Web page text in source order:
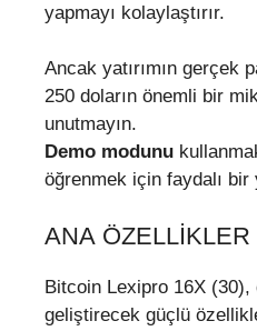
yapmayı kolaylaştırır.
Ancak yatırımın gerçek
250 doların önemli bir
unutmayın.
Demo modunu
öğrenmek için faydalı bir
ANA ÖZELLIKLER
Bitcoin Lexipro 16X (30),
geliştirecek güçlü